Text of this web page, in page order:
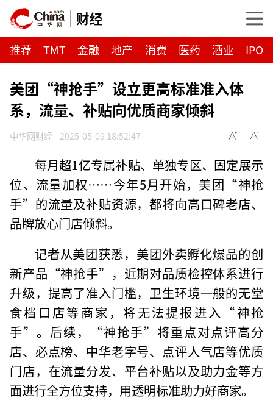
财经
推荐 TMT 金融 地产 消费 医药 酒业 IPO
美团“神抢手”设立更高标准准入体
系，流量、补贴向优质商家倾斜
中华网财经 2025-05-09 18:52:47
每月超1亿专属补贴、单独专区、固定展示
位、流量加权……今年5月开始，美团“神抢
手”的流量及补贴资源，都将向高口碑老店、
品牌放心门店倾斜。
记者从美团获悉，美团外卖孵化爆品的创
新产品“神抢手”，近期对品质检控体系进行
升级，提高了准入门槛，卫生环境一般的无堂
食档口店等商家，将无法提报进入“神抢
手”。后续，“神抢手”将重点对点评高分
店、必点榜、中华老字号、点评人气店等优质
门店，在流量分发、平台补贴以及助力金等方
面进行全方位支持，用透明标准助力好商家。